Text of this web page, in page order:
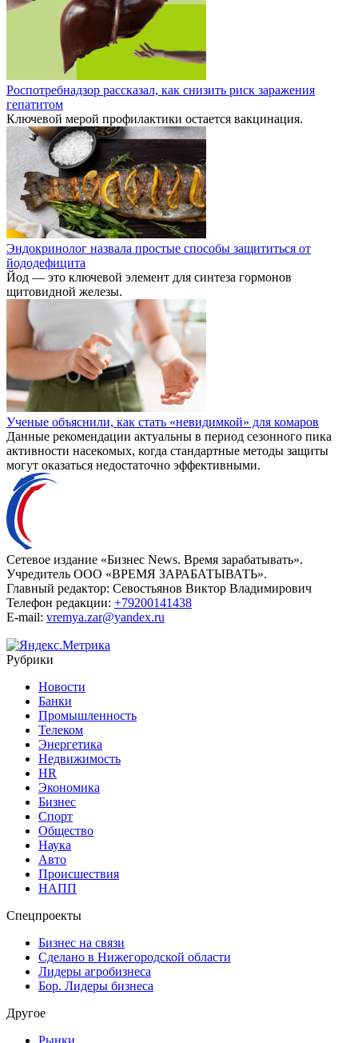
Роспотребнадзор рассказал, как снизить риск заражения
гепатитом
Ключевой мерой профилактики остается вакцинация.
Эндокринолог назвала простые способы защититься от
йододефицита
Йод — это ключевой элемент для синтеза гормонов
щитовидной железы.
Ученые объяснили, как стать «невидимкой» для комаров
Данные рекомендации актуальны в период сезонного пика
активности насекомых, когда стандартные методы защиты
могут оказаться недостаточно эффективными.
Сетевое издание «Бизнес News. Время зарабатывать».
Учредитель ООО «ВРЕМЯ ЗАРАБАТЫВАТЬ».
Главный редактор: Севостьянов Виктор Владимирович
Телефон редакции: +79200141438
E-mail: vremya.zar@yandex.ru
Рубрики
Новости
Банки
Промышленность
Телеком
Энергетика
Недвижимость
HR
Экономика
Бизнес
Спорт
Общество
Наука
Авто
Происшествия
НАПП
Спецпроекты
Бизнес на связи
Сделано в Нижегородской области
Лидеры агробизнеса
Бор. Лидеры бизнеса
Другое
Рынки